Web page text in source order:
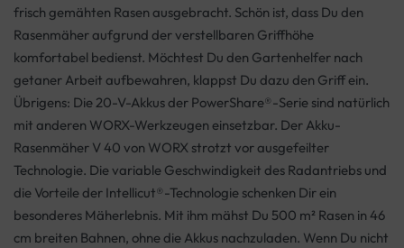
frisch gemähten Rasen ausgebracht. Schön ist, dass Du den
Rasenmäher aufgrund der verstellbaren Griffhöhe
komfortabel bedienst. Möchtest Du den Gartenhelfer nach
getaner Arbeit aufbewahren, klappst Du dazu den Griff ein.
Übrigens: Die 20-V-Akkus der PowerShare®-Serie sind natürlich
mit anderen WORX-Werkzeugen einsetzbar. Der Akku-
Rasenmäher V 40 von WORX strotzt vor ausgefeilter
Technologie. Die variable Geschwindigkeit des Radantriebs und
die Vorteile der Intellicut®-Technologie schenken Dir ein
besonderes Mäherlebnis. Mit ihm mähst Du 500 m² Rasen in 46
cm breiten Bahnen, ohne die Akkus nachzuladen. Wenn Du nicht